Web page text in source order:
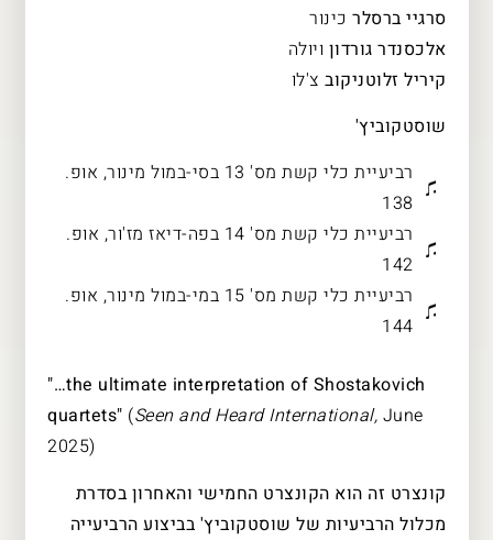
סרגיי ברסלרכינור
אלכסנדר גורדון ויולה
קיריל זלוטניקובצ'לו
שוסטקוביץ'
רביעיית כלי קשת מס' 13 בסי-במול מינור, אופ.
138
רביעיית כלי קשת מס' 14 בפה-דיאז מז'ור, אופ.
142
רביעיית כלי קשת מס' 15 במי-במול מינור, אופ.
144
"…the ultimate interpretation of Shostakovich
quartets" (Seen and Heard International, June
2025)
קונצרט זה הוא הקונצרט החמישי והאחרון בסדרת
מכלול הרביעיות של שוסטקוביץ' בביצוע הרביעייה